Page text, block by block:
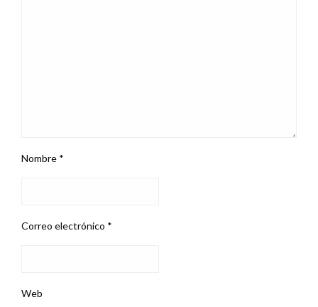
Nombre *
Correo electrónico *
Web